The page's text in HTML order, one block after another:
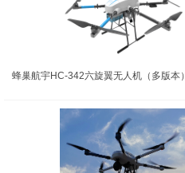
蜂巢航宇HC-342六旋翼无人机（多版本）